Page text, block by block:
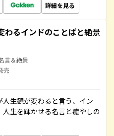
詳細を見る
わるインドのことばと絶景
言＆絶景
売
生観が変わると言う、イン
生を輝かせる名言と癒やしの